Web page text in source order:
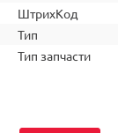
ШтрихКод
Тип
Тип запчасти